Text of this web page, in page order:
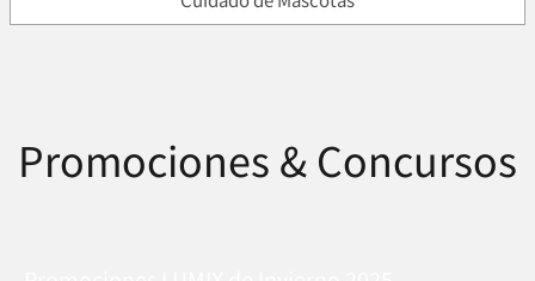
Promociones & Concursos